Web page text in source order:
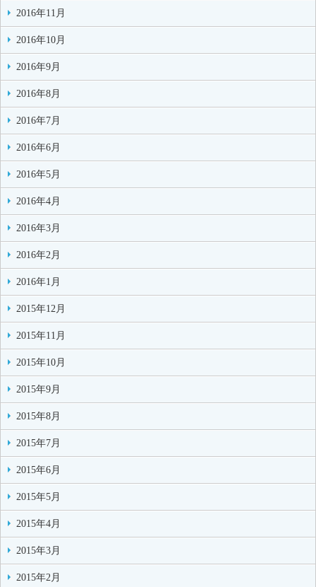
2016年11月
2016年10月
2016年9月
2016年8月
2016年7月
2016年6月
2016年5月
2016年4月
2016年3月
2016年2月
2016年1月
2015年12月
2015年11月
2015年10月
2015年9月
2015年8月
2015年7月
2015年6月
2015年5月
2015年4月
2015年3月
2015年2月